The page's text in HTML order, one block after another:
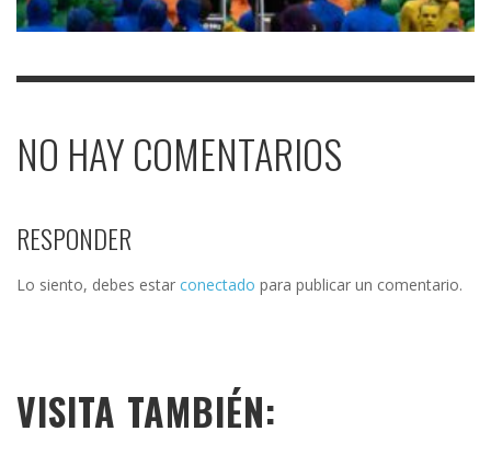
NO HAY COMENTARIOS
RESPONDER
Lo siento, debes estar conectado para publicar un comentario.
VISITA TAMBIÉN: